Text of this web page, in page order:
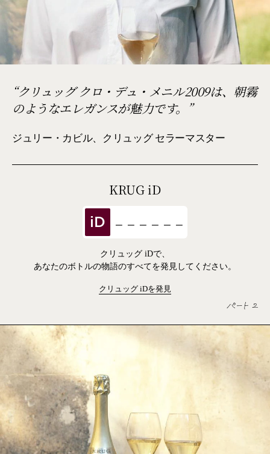
クリュッグ クロ・デュ・メニル2009は、朝霧
のようなエレガンスが魅力です。
ジュリー・カビル、クリュッグ セラーマスター
KRUGiD
iD
クリュッグ iDで、
あなたのボトルの物語のすべてを発見してください。
クリュッグ iDを発見
パート 2